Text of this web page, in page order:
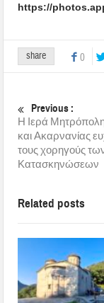
https://
share 0
Previous :
Η Ιερά
και Ακαρνανίας
τους χορηγούς
Κατασκηνώσεων
Related posts